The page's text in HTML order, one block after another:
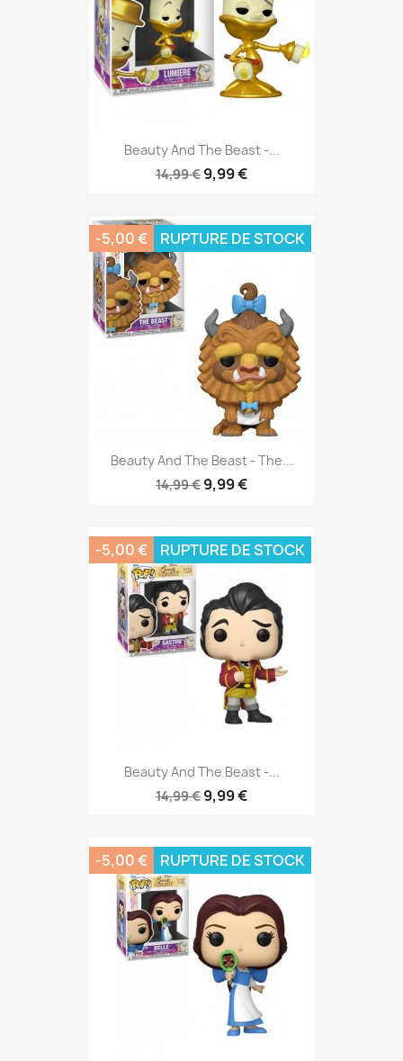
Beauty And The Beast -...
14,99 € 9,99 €
Beauty And The Beast - The...
14,99 € 9,99 €
-5,00 € RUPTURE DE STOCK
Beauty And The Beast -...
14,99 € 9,99 €
-5,00 € RUPTURE DE STOCK
-5,00 € RUPTURE DE STOCK